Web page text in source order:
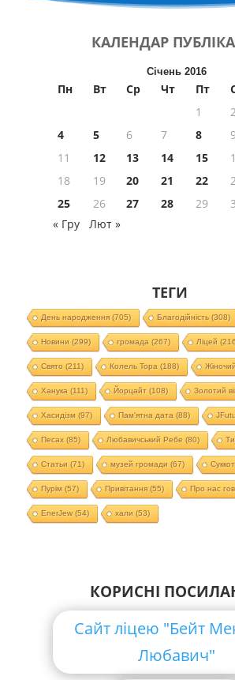
КАЛЕНДАР
Січень 2016
Пн Вт Ср Чт Пт
1
2
4
5 6 7 8 9
11
12 13 14 15
18
19 20 21 22
25
26 27 28 29
« Гру
Лют »
ТЕГИ
День народження(705) Благодійність (308)
Новини (299) громада (267) Ліцей
Свято (211) Колель Тора (188)
Ханука (111) Йорцайт (108) Золотий
Хасидізм (97) Пам'ятна дата (88)
Песах(85) Любавичський Ребе (80)
Статьи (71) музей громади (67) Суккот
Пурім (57) Привітання(55) Про нас
EnerJew(54) хали (53)
КОРИСНІ
Сайт ліцею "Бейт
Любавич"